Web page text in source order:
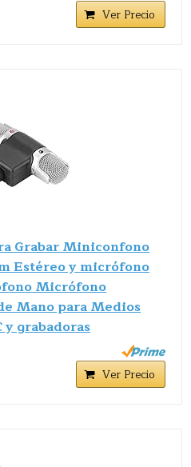
Ver Precio
Grabar Miniconfono
Estéreo y micrófono
Micrófono
Mano para Medios
grabadoras
Ver Precio